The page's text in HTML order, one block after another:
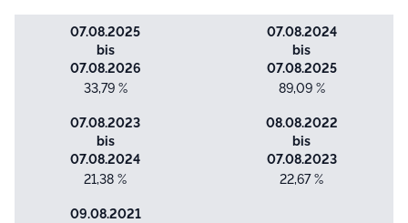
07.08.2025
bis
07.08.2026
33,79 %
07.08.2024
bis
07.08.2025
89,09 %
07.08.2023
bis
07.08.2024
21,38 %
08.08.2022
bis
07.08.2023
22,67 %
09.08.2021